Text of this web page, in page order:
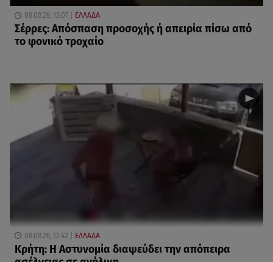
08.08.26, 13:07 ΕΛΛΑΔΑ
Σέρρες: Απόσπαση προσοχής ή απειρία πίσω από
το φονικό τροχαίο
08.08.26, 12:42 ΕΛΛΑΔΑ
Κρήτη: Η Αστυνομία διαψεύδει την απόπειρα